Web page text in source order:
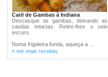
Caril de Gambas à Indiana
Descasque as gambas, deixando as
caudas intactas. Retire-lhes o veio
escuro.
Numa frigideira funda, aqueça a ...
» ver mais receitas